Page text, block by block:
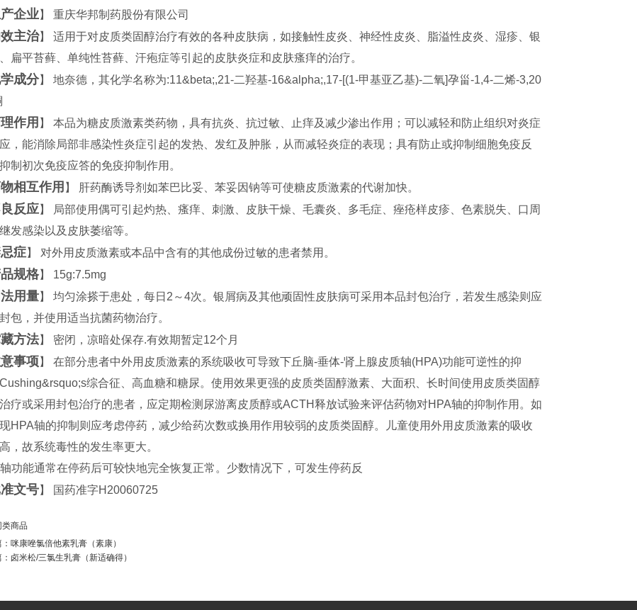
企业】 重庆华邦制药股份有限公司
主治】 适用于对皮质类固醇治疗有效的各种皮肤病，如接触性皮炎、神经性皮炎、脂溢性皮炎、湿疹、银
扁平苔藓、单纯性苔藓、汗疱症等引起的皮肤炎症和皮肤瘙痒的治疗。
成分】 地奈德，其化学名称为:11&beta;,21-二羟基-16&alpha;,17-[(1-甲基亚乙基)-二氧]孕甾-1,4-二烯-3,20
作用 】 本品为糖皮质激素类药物，具有抗炎、抗过敏、止痒及减少渗出作用；可以减轻和防止组织对炎症
，能消除局部非感染性炎症引起的发热、发红及肿胀，从而减轻炎症的表现；具有防止或抑制细胞免疫反
制初次免疫应答的免疫抑制作用。
相互作用 】 肝药酶诱导剂如苯巴比妥、苯妥因钠等可使糖皮质激素的代谢加快。
反应】 局部使用偶可引起灼热、瘙痒、刺激、皮肤干燥、毛囊炎、多毛症、痤疮样皮疹、色素脱失、口周
发感染以及皮肤萎缩等。
症】 对外用皮质激素或本品中含有的其他成份过敏的患者禁用。
规格】 15g:7.5mg
用量】 均匀涂搽于患处，每日2～4次。银屑病及其他顽固性皮肤病可采用本品封包治疗，若发生感染则应
包，并使用适当抗菌药物治疗。
方法】 密闭，凉暗处保存.有效期暂定12个月
事项】 在部分患者中外用皮质激素的系统吸收可导致下丘脑-垂体-肾上腺皮质轴(HPA)功能可逆性的抑
综合征、高血糖和糖尿。使用效果更强的皮质类固醇激素、大面积、长时间使用皮质类固醇
疗或采用封包治疗的患者，应定期检测尿游离皮质醇或ACTH释放试验来评估药物对HPA轴的抑制作用。如
HPA轴的抑制则应考虑停药，减少给药次数或换用作用较弱的皮质类固醇。儿童使用外用皮质激素的吸收
，故系统毒性的发生率更大。
功能通常在停药后可较快地完全恢复正常。少数情况下，可发生停药反
文号】 国药准字H20060725
商品
咪康唑氯倍他素乳膏（素康）
卤米松/三氯生乳膏（新适确得）